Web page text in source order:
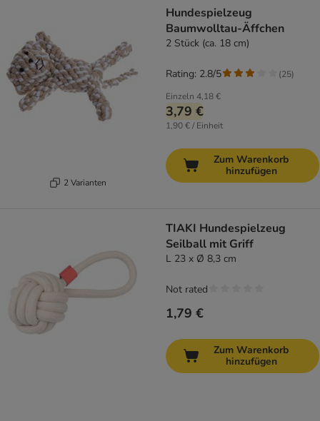
2 Varianten
Hundespielzeug
Baumwolltau-Äffchen
2 Stück (ca. 18 cm)
Einzeln 4,18 €
3,79 €
1,90 € / Einheit
Rating: 2.8/5 (25)
Zum Warenkorb
hinzufügen
TIAKI Hundespielzeug
Seilball mit Griff
L 23 x Ø 8,3 cm
1,79 €
Not rated
Zum Warenkorb
hinzufügen